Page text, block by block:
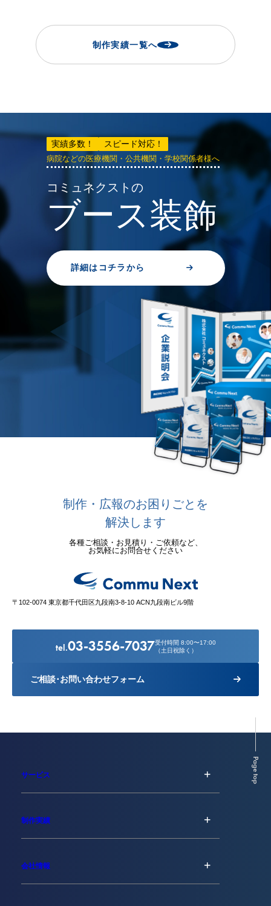
制作実績一覧へ
実績多数！ スピード対応！
病院などの医療機関・公共機関・学校関係者様へ
コミュネクストの
ブース装飾
詳細はコチラから
制作・広報のお困りごとを
解決します
各種ご相談・お見積り・ご依頼など、
お気軽にお問合せください
〒102-0074 東京都千代田区九段南3-8-10 ACN九段南ビル9階
tel.03-3556-7037受付時間 8:00〜17:00
（土日祝除く）
ご相談･お問い合わせフォーム
サービス
制作実績
会社情報
Page top